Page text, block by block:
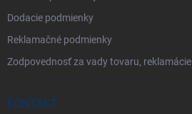
Dodacie podmienky
Reklamačné podmienky
Zodpovednosť za vady tovaru, reklamácie
KONTAKT